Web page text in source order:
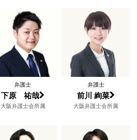
弁護士
下原 祐哉
大阪弁護士会所属
弁護士
前川 絢菜
大阪弁護士会所属